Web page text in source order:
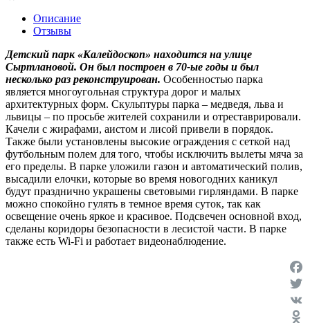
Описание
Отзывы
Детский парк «Калейдоскоп» находится на улице
Сыртлановой. Он был построен в 70-ые годы и был
несколько раз реконструирован. Особенностью парка
является многоугольная структура дорог и малых
архитектурных форм. Скульптуры парка – медведя, льва и
львицы – по просьбе жителей сохранили и отреставрировали.
Качели с жирафами, аистом и лисой привели в порядок.
Также были установлены высокие ограждения с сеткой над
футбольным полем для того, чтобы исключить вылеты мяча за
его пределы. В парке уложили газон и автоматический полив,
высадили елочки, которые во время новогодних каникул
будут празднично украшены световыми гирляндами. В парке
можно спокойно гулять в темное время суток, так как
освещение очень яркое и красивое. Подсвечен основной вход,
сделаны коридоры безопасности в лесистой части. В парке
также есть Wi-Fi и работает видеонаблюдение.
VK